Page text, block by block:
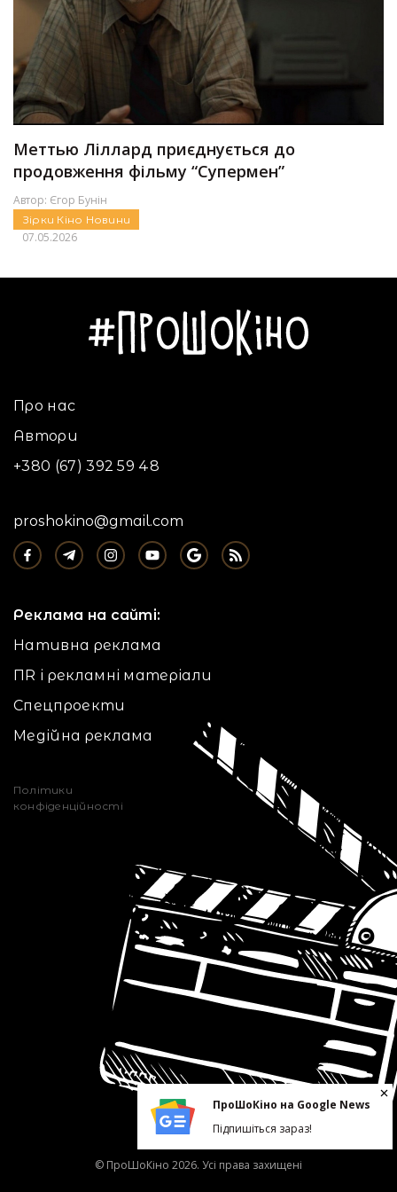
Меттью Ліллард приєднується до
продовження фільму “Супермен”
Автор: Єгор Бунін
Зірки Кіно Новини
07.05.2026
Про нас
Автори
+380 (67) 392 59 48
proshokino@gmail.com
Реклама на сайті:
Нативна реклама
ПR і рекламні матеріали
Спецпроекти
Медійна реклама
Політики
конфіденційності
© ПроШоКіно 2026. Усі права захищені
ПроШоКіно на Google News
Підпишіться зараз!